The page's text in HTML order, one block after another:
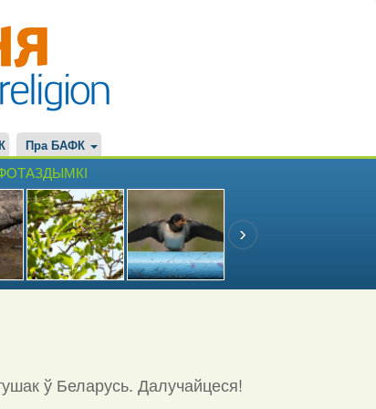
Пра БАФК
ў Беларусь. Далучайцеся!